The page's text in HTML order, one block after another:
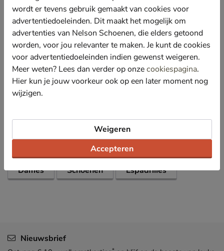
Gevoerd met canvas. Deze textielsoort is stevig en
zorgt voor een fijne doorademing van de sandaal.
Voorzien van een kunstleer-voetbed. De foamlaag
zorgt voor een fijne demping.
Dit model heeft een sleehak van 6,5 cm en is met
touw afgewerkt voor een echte zomerse uitstraling.
Specificaties
Dames Schoenen Espadrilles
Nieuwsbrief
wordt er tevens gebruik gemaakt van cookies voor
advertentiedoeleinden. Dit maakt het mogelijk om
advertenties van Nelson Schoenen, die elders getoond
worden, voor jou relevanter te maken. Je kunt de cookies
voor advertentiedoeleinden indien gewenst weigeren.
Meer weten? Lees dan verder op onzecookiespagina.
Hier kun je jouw voorkeur ook op een later moment nog
wijzigen.
Accepteren
Weigeren